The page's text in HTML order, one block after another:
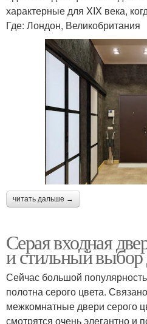
характерные для XIX века,
Где: Лондон, Великобритания
читать дальше →
Серая входная
и стильный выбор
Сейчас большой
полотна серого цвета.
межкомнатные двери серого
смотрятся очень элегантно и